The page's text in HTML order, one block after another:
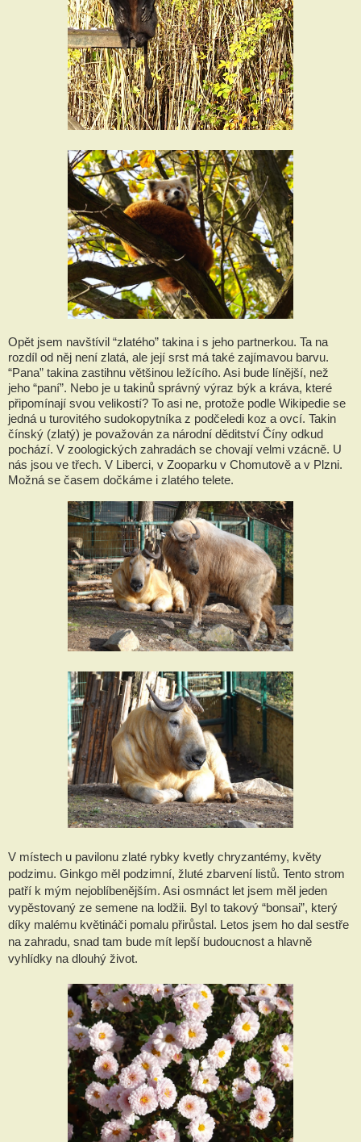
Opět jsem navštívil “zlatého” takina i s jeho partnerkou. Ta na
rozdíl od něj není zlatá, ale její srst má také zajímavou barvu.
“Pana” takina zastihnu většinou ležícího. Asi bude línější, než
jeho “paní”. Nebo je u takinů správný výraz býk a kráva, které
připomínají svou velikostí? To asi ne, protože podle Wikipedie se
jedná u turovitého sudokopytníka z podčeledi koz a ovcí. Takin
čínský (zlatý) je považován za národní děditství Číny odkud
pochází. V zoologických zahradách se chovají velmi vzácně. U
nás jsou ve třech. V Liberci, v Zooparku v Chomutově a v Plzni.
Možná se časem dočkáme i zlatého telete.
V místech u pavilonu zlaté rybky kvetly chryzantémy, květy
podzimu. Ginkgo měl podzimní, žluté zbarvení listů. Tento strom
patří k mým nejoblíbenějším. Asi osmnáct let jsem měl jeden
vypěstovaný ze semene na lodžii. Byl to takový “bonsai”, který
díky malému květináči pomalu přirůstal. Letos jsem ho dal sestře
na zahradu, snad tam bude mít lepší budoucnost a hlavně
vyhlídky na dlouhý život.